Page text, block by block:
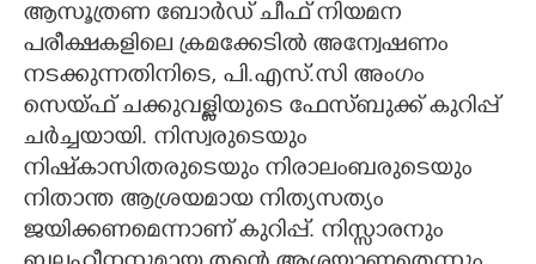
ആസൂത്രണ ബോർഡ് ചീഫ് നിയമന
പരീക്ഷകളിലെ ക്രമക്കേടിൽ അന്വേഷണം
നടക്കുന്നതിനിടെ, പി.എസ്.സി അംഗം
സെയ്ഫ് ചക്കുവള്ളിയുടെ ഫേസ്ബുക്ക് കുറിപ്പ്
ചർച്ചയായി. നിസ്വരുടെയും
നിഷ്‌കാസിതരുടെയും നിരാലംബരുടെയും
നിതാന്ത ആശ്രയമായ നിത്യസത്യം
ജയിക്കണമെന്നാണ് കുറിപ്പ്. നിസ്സാരനും